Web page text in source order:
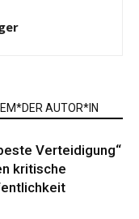
AUTOR*IN
Verteidigung“
kritische